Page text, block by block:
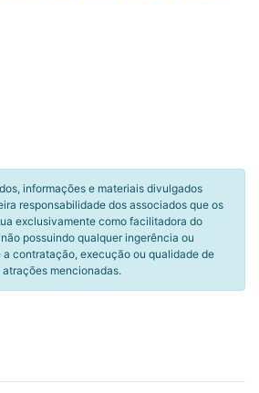
informações e materiais divulgados
responsabilidade dos associados que os
exclusivamente como facilitadora do
possuindo qualquer ingerência ou
a contratação, execução ou qualidade de
mencionadas.